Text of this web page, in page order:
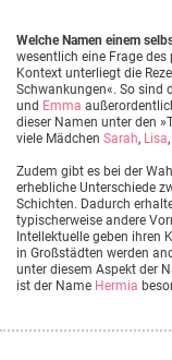
Welche Namen einem
wesentlich eine Frage
Kontext unterliegt die
Schwankungen«. So sind
und Emma
dieser Namen unter den
viele Mädchen Sarah, Lisa,
Zudem gibt es bei der
erhebliche Unterschiede
Schichten. Dadurch
typischerweise andere
Intellektuelle geben ihren
in Großstädten werden
unter diesem Aspekt der
ist der Name Hermia